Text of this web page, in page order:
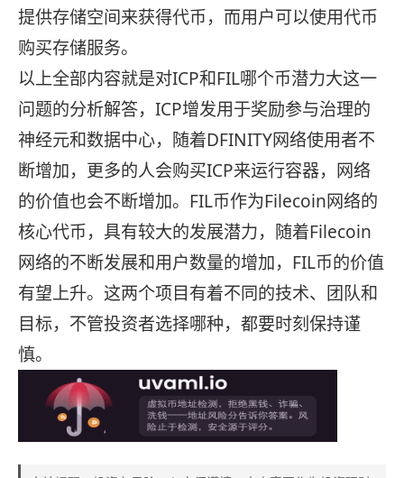
提供存储空间来获得代币，而用户可以使用代币
购买存储服务。
以上全部内容就是对ICP和FIL哪个币潜力大这一
问题的分析解答，ICP增发用于奖励参与治理的
神经元和数据中心，随着DFINITY网络使用者不
断增加，更多的人会购买ICP来运行容器，网络
的价值也会不断增加。FIL币作为Filecoin网络的
核心代币，具有较大的发展潜力，随着Filecoin
网络的不断发展和用户数量的增加，FIL币的价值
有望上升。这两个项目有着不同的技术、团队和
目标，不管投资者选择哪种，都要时刻保持谨
慎。